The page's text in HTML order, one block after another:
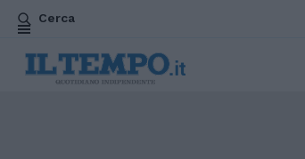
Cerca